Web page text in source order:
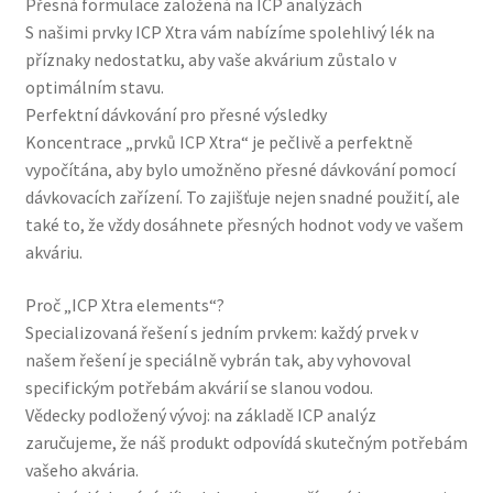
Přesná formulace založená na ICP analýzách
S našimi prvky ICP Xtra vám nabízíme spolehlivý lék na
příznaky nedostatku, aby vaše akvárium zůstalo v
optimálním stavu.
Perfektní dávkování pro přesné výsledky
Koncentrace „prvků ICP Xtra“ je pečlivě a perfektně
vypočítána, aby bylo umožněno přesné dávkování pomocí
dávkovacích zařízení. To zajišťuje nejen snadné použití, ale
také to, že vždy dosáhnete přesných hodnot vody ve vašem
akváriu.
Proč „ICP Xtra elements“?
Specializovaná řešení s jedním prvkem: každý prvek v
našem řešení je speciálně vybrán tak, aby vyhovoval
specifickým potřebám akvárií se slanou vodou.
Vědecky podložený vývoj: na základě ICP analýz
zaručujeme, že náš produkt odpovídá skutečným potřebám
vašeho akvária.